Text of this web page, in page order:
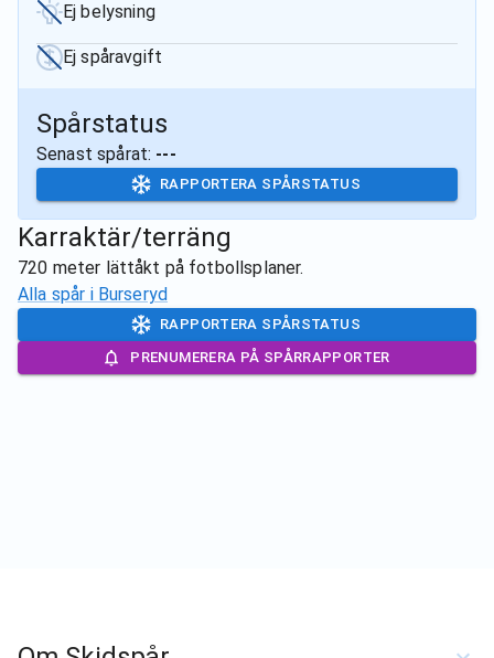
Ej belysning
Ej spåravgift
Spårstatus
Senast spårat: ---
RAPPORTERA SPÅRSTATUS
Karraktär/terräng
720 meter lättåkt på fotbollsplaner.
Alla spår i Burseryd
RAPPORTERA SPÅRSTATUS
PRENUMERERA PÅ SPÅRRAPPORTER